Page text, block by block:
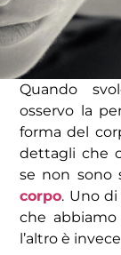
Quando
osservo la
forma del
dettagli che
se non sono
corpo. Uno
che
l’altro è